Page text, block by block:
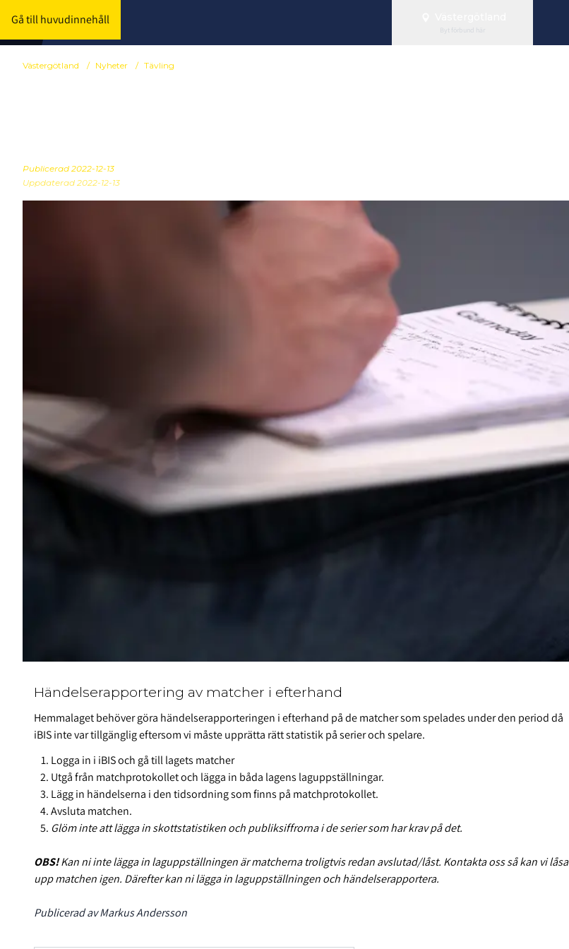
Gå till huvudinnehåll
Byt förbund här
Västergötland / Nyheter / Tävling
Publicerad 2022-12-13
Uppdaterad 2022-12-13
Händelserapportering av matcher i efterhand
Hemmalaget behöver göra händelserapporteringen i efterhand på de matcher som spelades under den period då
iBIS inte var tillgänglig eftersom vi måste upprätta rätt statistik på serier och spelare.
Logga in i iBIS och gå till lagets matcher
Utgå från matchprotokollet och lägga in båda lagens laguppställningar.
Lägg in händelserna i den tidsordning som finns på matchprotokollet.
Avsluta matchen.
Glöm inte att lägga in skottstatistiken och publiksiffrorna i de serier som har krav på det.
OBS!Kan ni inte lägga in laguppställningen är matcherna troligtvis redan avslutad/låst. Kontakta oss så kan vi låsa
upp matchen igen. Därefter kan ni lägga in laguppställningen och händelserapportera.
Publicerad av Markus Andersson